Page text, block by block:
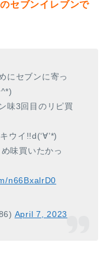
セブンイレブンで
にセブンに寄っ
味3回目のリピ買
ウイ!!d(‘∀’*)
味買いたかっ
n66BxalrD0
April 7, 2023